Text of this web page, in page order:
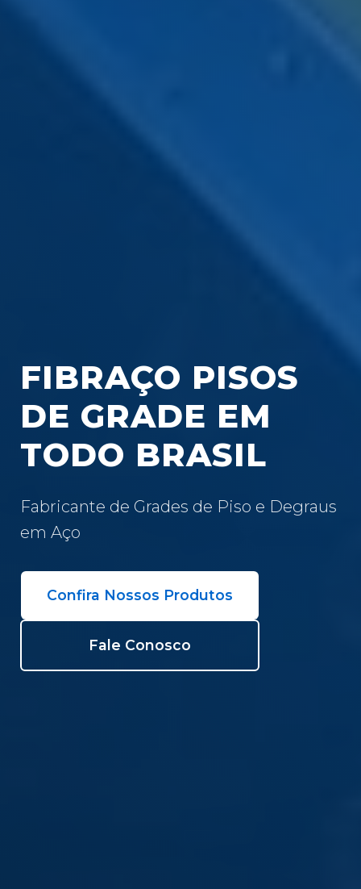
FIBRAÇO PISOS
DE GRADE EM
TODO BRASIL
Fabricante de Grades de Piso e Degraus
em Aço
Confira Nossos Produtos
Fale Conosco